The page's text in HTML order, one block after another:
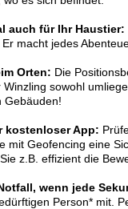
auch für Ihr Haustier:
macht jedes
Orten: Die
sowohl
Gebäuden!
kostenloser App:
mit Geofencing eine
z.B. effizient die
wenn jede
Person* mit.